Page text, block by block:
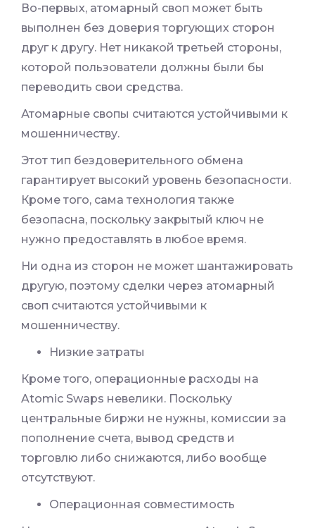
Во-первых, атомарный своп может быть
выполнен без доверия торгующих сторон
друг к другу. Нет никакой третьей стороны,
которой пользователи должны были бы
переводить свои средства.
Атомарные свопы считаются устойчивыми к
мошенничеству.
Этот тип бездоверительного обмена
гарантирует высокий уровень безопасности.
Кроме того, сама технология также
безопасна, поскольку закрытый ключ не
нужно предоставлять в любое время.
Ни одна из сторон не может шантажировать
другую, поэтому сделки через атомарный
своп считаются устойчивыми к
мошенничеству.
Низкие затраты
Кроме того, операционные расходы на
Atomic Swaps невелики. Поскольку
центральные биржи не нужны, комиссии за
пополнение счета, вывод средств и
торговлю либо снижаются, либо вообще
отсутствуют.
Операционная совместимость